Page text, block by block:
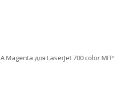
Magenta для LaserJet 700 color MFP